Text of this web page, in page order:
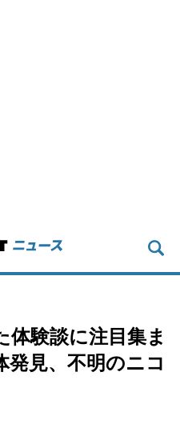
体験談に注目集ま
見、不明のニコ